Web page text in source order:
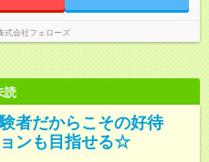
式会社フェローズ
読
者だからこその好待
ンも目指せる☆